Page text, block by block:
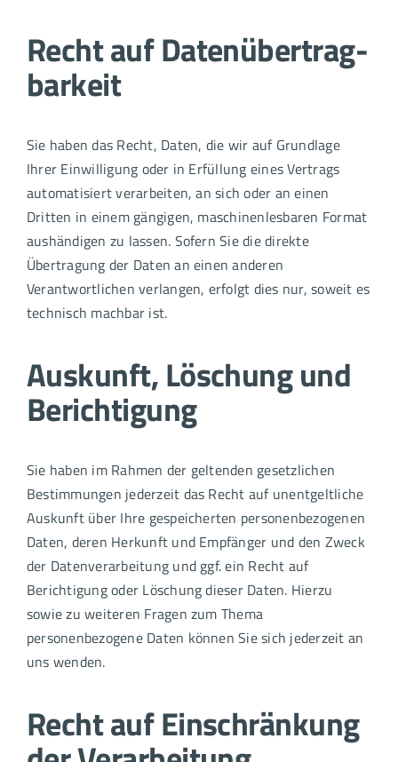
Recht auf Daten­übertrag­
barkeit
Sie haben das Recht, Daten, die wir auf Grundlage
Ihrer Einwilligung oder in Erfüllung eines Vertrags
automatisiert verarbeiten, an sich oder an einen
Dritten in einem gängigen, maschinenlesbaren Format
aushändigen zu lassen. Sofern Sie die direkte
Übertragung der Daten an einen anderen
Verantwortlichen verlangen, erfolgt dies nur, soweit es
technisch machbar ist.
Auskunft, Löschung und
Berichtigung
Sie haben im Rahmen der geltenden gesetzlichen
Bestimmungen jederzeit das Recht auf unentgeltliche
Auskunft über Ihre gespeicherten personenbezogenen
Daten, deren Herkunft und Empfänger und den Zweck
der Datenverarbeitung und ggf. ein Recht auf
Berichtigung oder Löschung dieser Daten. Hierzu
sowie zu weiteren Fragen zum Thema
personenbezogene Daten können Sie sich jederzeit an
uns wenden.
Recht auf Einschränkung